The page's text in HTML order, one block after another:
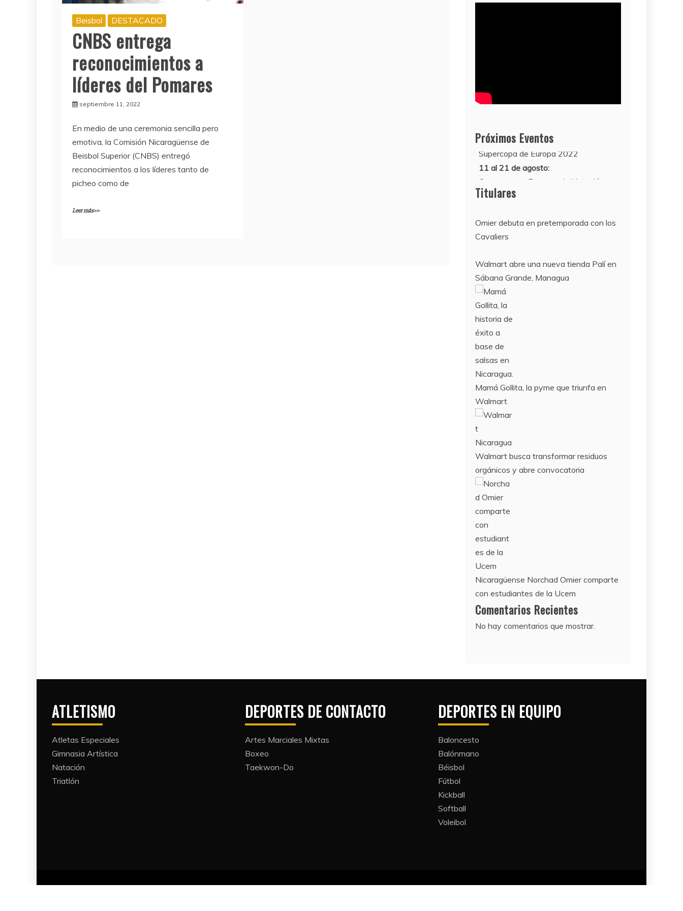
Beisbol DESTACADO
CNBS entrega
reconocimientos a
líderes del Pomares
septiembre 11, 2022
En medio de una ceremonia sencilla pero
emotiva, la Comisión Nicaragüense de
Beisbol Superior (CNBS) entregó
reconocimientos a los líderes tanto de
picheo como de
Leer más>>
Próximos Eventos
10 de agosto:
11 al 21 de agosto:
Campeonato Europeo de Natación
2022
Titulares
Omier debuta en pretemporada con los
Cavaliers
Walmart abre una nueva tienda Palí en
Sábana Grande, Managua
Mamá Gollita, la pyme que triunfa en
Walmart
Walmart busca transformar residuos
orgánicos y abre convocatoria
Nicaragüense Norchad Omier comparte
con estudiantes de la Ucem
Comentarios Recientes
No hay comentarios que mostrar.
ATLETISMO
Atletas Especiales
Gimnasia Artística
Natación​
Triatlón​
DEPORTES DE CONTACTO
Artes Marciales Mixtas
Boxeo
Taekwon-Do
DEPORTES EN EQUIPO
Baloncesto
Balónmano
Béisbol
Fútbol
Kickball​
Softball​
Voleibol​